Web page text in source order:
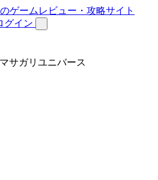
グイン
サガリユニバース